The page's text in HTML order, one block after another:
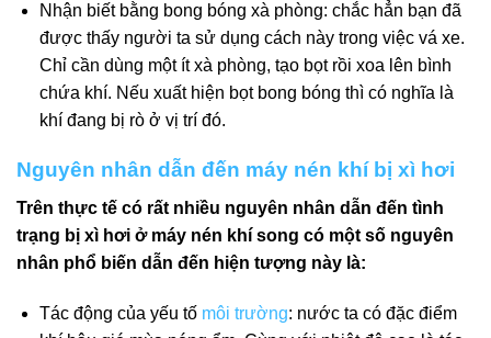
Nhận biết bằng bong bóng xà phòng: chắc hẳn bạn đã
được thấy người ta sử dụng cách này trong việc vá xe.
Chỉ cần dùng một ít xà phòng, tạo bọt rồi xoa lên bình
chứa khí. Nếu xuất hiện bọt bong bóng thì có nghĩa là
khí đang bị rò ở vị trí đó.
Nguyên nhân dẫn đến máy nén khí bị xì hơi
Trên thực tế có rất nhiều nguyên nhân dẫn đến tình
trạng bị xì hơi ở máy nén khí song có một số nguyên
nhân phổ biến dẫn đến hiện tượng này là:
Tác động của yếu tố môi trường: nước ta có đặc điểm